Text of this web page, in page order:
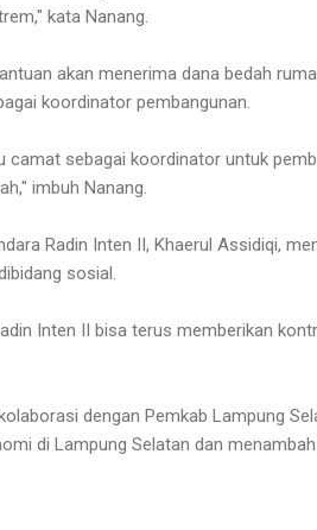
kata Nanang.
akan menerima dana bedah
koordinator pembangunan.
camat sebagai koordinator untuk
imbuh Nanang.
Radin Inten II, Khaerul Assidiqi,
sosial.
Inten II bisa terus memberikan
dengan Pemkab Lampung
di Lampung Selatan dan